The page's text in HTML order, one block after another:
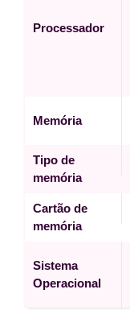
Processador
Memória
Tipo de
memória
Cartão de
memória
Sistema
Operacional